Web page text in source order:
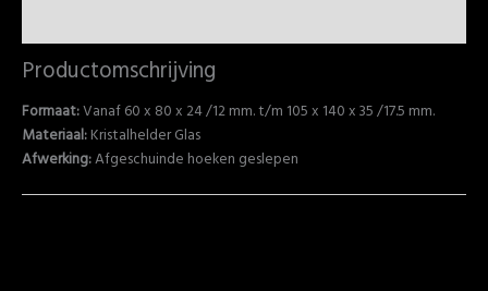
Productomschrijving
Formaat:Vanaf 60 x 80 x 24 /12 mm. t/m 105 x 140 x 35 /17.5 mm.
Materiaal: Kristalhelder Glas
Afwerking:Afgeschuinde hoeken geslepen